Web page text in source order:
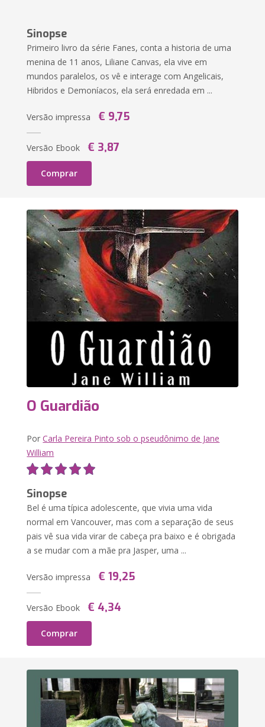
Sinopse
Primeiro livro da série Fanes, conta a historia de uma
menina de 11 anos, Liliane Canvas, ela vive em
mundos paralelos, os vê e interage com Angelicais,
Hibridos e Demoníacos, ela será enredada em ...
Versão impressa € 9,75
Versão Ebook € 3,87
Comprar
O Guardião
PorCarla Pereira Pinto sob o pseudônimo de Jane
William
Sinopse
Bel é uma típica adolescente, que vivia uma vida
normal em Vancouver, mas com a separação de seus
pais vê sua vida virar de cabeça pra baixo e é obrigada
a se mudar com a mãe pra Jasper, uma ...
Versão impressa € 19,25
Versão Ebook € 4,34
Comprar